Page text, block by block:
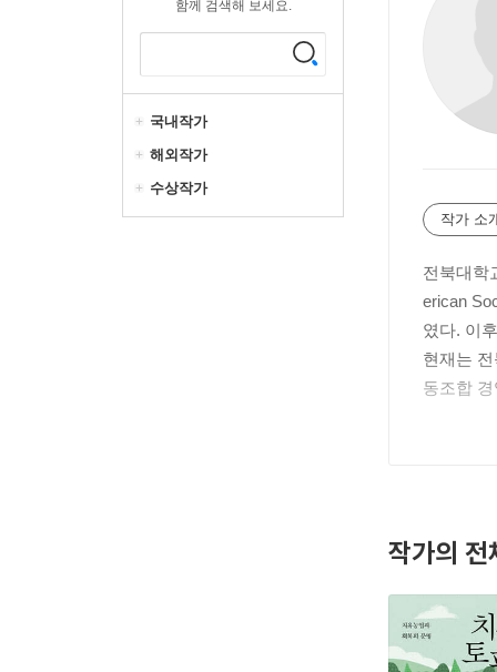
함께 검색해 보세요.
국내작가
해외작가
수상작가
작가 소
전북대학
erican
였다. 이
현재는
동조합
작가의 전